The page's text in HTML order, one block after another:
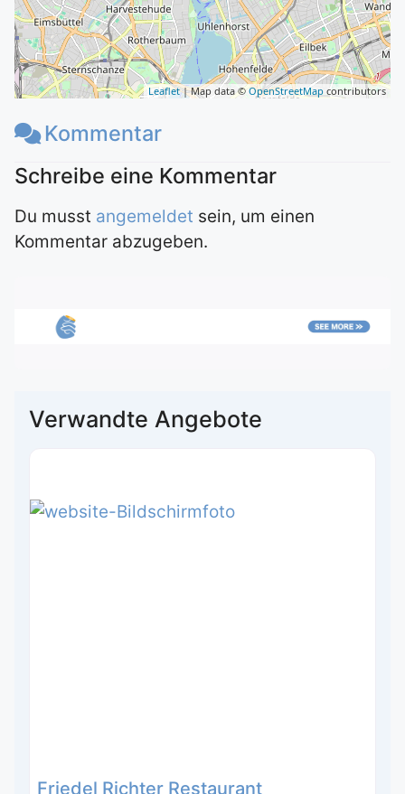
Leaflet| Map data ©OpenStreetMap contributors
Kommentar
Du musst angemeldet sein, um einen
Kommentar abzugeben.
Verwandte Angebote
Friedel Richter Restaurant